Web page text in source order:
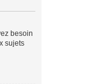
besoin
sujets